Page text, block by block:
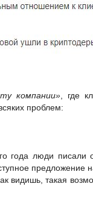
компании», где
проблем:
года люди
предложение
видишь, такая